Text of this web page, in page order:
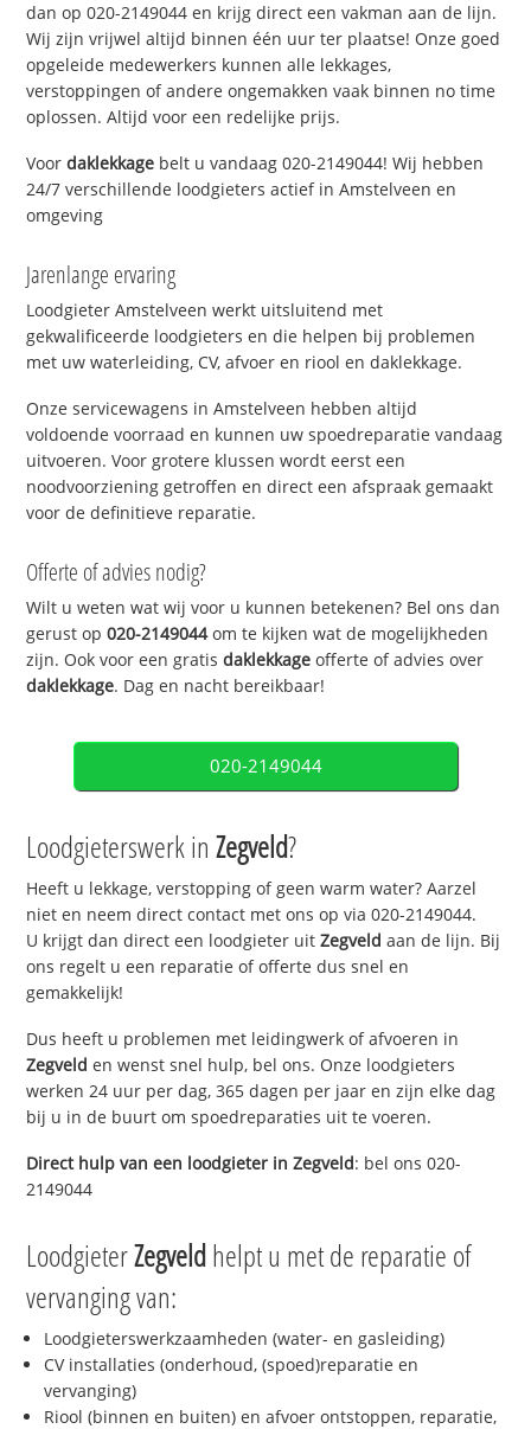
dan op 020-2149044 en krijg direct een vakman aan de lijn.
Wij zijn vrijwel altijd binnen één uur ter plaatse! Onze goed
opgeleide medewerkers kunnen alle lekkages,
verstoppingen of andere ongemakken vaak binnen no time
oplossen. Altijd voor een redelijke prijs.
Voordaklekkage belt u vandaag 020-2149044! Wij hebben
24/7 verschillende loodgieters actief in Amstelveen en
omgeving
Jarenlange ervaring
Loodgieter Amstelveen werkt uitsluitend met
gekwalificeerde loodgieters en die helpen bij problemen
met uw waterleiding, CV, afvoer en riool en daklekkage.
Onze servicewagens in Amstelveen hebben altijd
voldoende voorraad en kunnen uw spoedreparatie vandaag
uitvoeren. Voor grotere klussen wordt eerst een
noodvoorziening getroffen en direct een afspraak gemaakt
voor de definitieve reparatie.
Offerte of advies nodig?
Wilt u weten wat wij voor u kunnen betekenen? Bel ons dan
gerust op020-2149044om te kijken wat de mogelijkheden
zijn. Ook voor een gratisdaklekkage offerte of advies over
daklekkage. Dag en nacht bereikbaar!
020-2149044
Loodgieterswerk inZegveld?
Heeft u lekkage, verstopping of geen warm water? Aarzel
niet en neem direct contact met ons op via 020-2149044.
U krijgt dan direct een loodgieter uitZegveld aan de lijn. Bij
ons regelt u een reparatie of offerte dus snel en
gemakkelijk!
Dus heeft u problemen met leidingwerk of afvoeren in
Zegveld en wenst snel hulp, bel ons. Onze loodgieters
werken 24 uur per dag, 365 dagen per jaar en zijn elke dag
bij u in de buurt om spoedreparaties uit te voeren.
Direct hulp van een loodgieter inZegveld: bel ons 020-
2149044
LoodgieterZegveldhelpt u met de reparatie of
vervanging van:
Loodgieterswerkzaamheden (water- en gasleiding)
CV installaties (onderhoud, (spoed)reparatie en
vervanging)
Riool (binnen en buiten) en afvoer ontstoppen, reparatie,